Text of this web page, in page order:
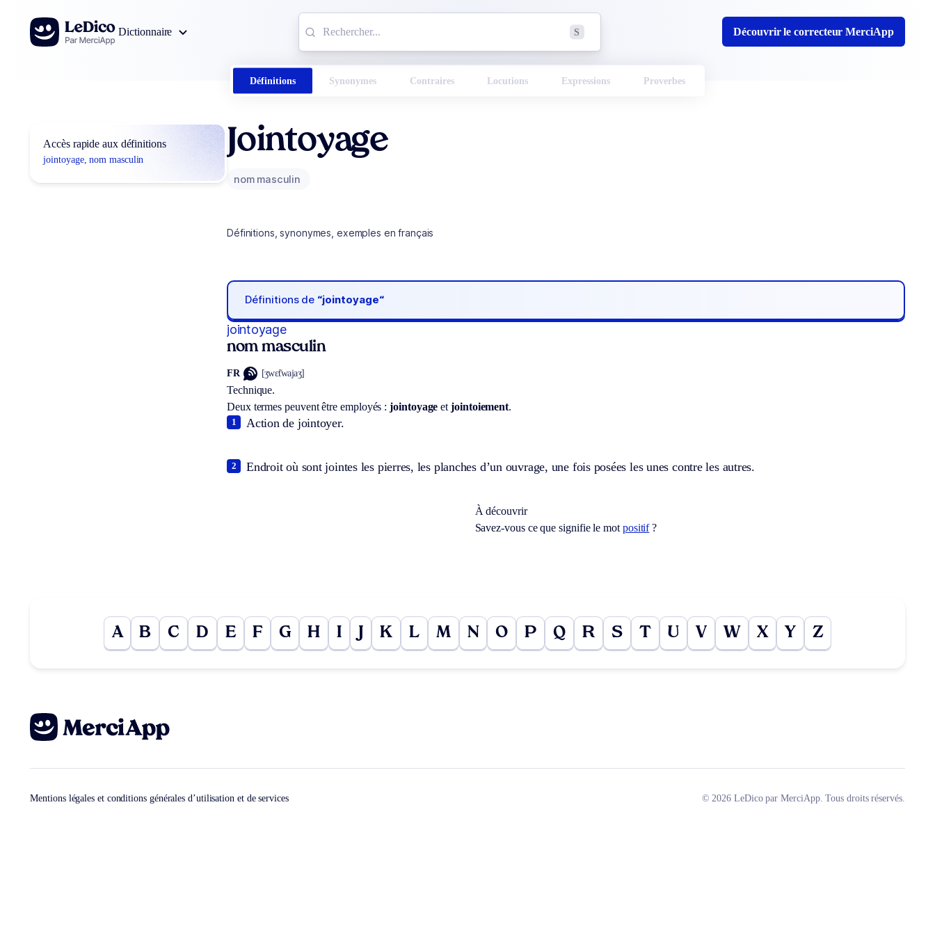
Aller au contenu
Dictionnaire
S Découvrir le correcteur MerciApp
Définitions Synonymes Contraires Locutions Expressions Proverbes
Accès rapide aux définitions
jointoyage, nom masculin
Jointoyage
nom masculin
Définitions, synonymes, exemples en français
Définitions de “jointoyage“
jointoyage
nom masculin
FR [ʒwɛ̃twajaʒ]
Technique.
Deux termes peuvent être employés :jointoyage etjointoiement.
Action de jointoyer.
1
Endroit où sont jointes les pierres, les planches d’un ouvrage, une fois posées les unes contre les autres.
2
À découvrir
Savez-vous ce que signifie le mot positif?
A B C D E F G H I K L M N O P Q R S T U V W X Y Z
Mentions légales et conditions générales d’utilisation et de services © 2026 LeDico par MerciApp. Tous droits réservés.